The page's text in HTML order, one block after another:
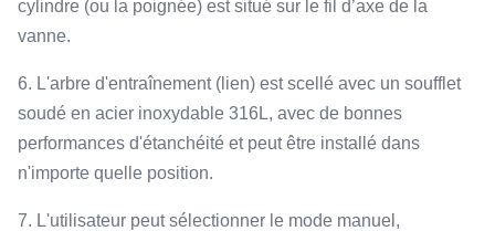
cylindre (ou la poignée) est situé sur le fil d’axe de la
vanne.
6. L'arbre d'entraînement (lien) est scellé avec un soufflet
soudé en acier inoxydable 316L, avec de bonnes
performances d'étanchéité et peut être installé dans
n'importe quelle position.
7. L'utilisateur peut sélectionner le mode manuel,